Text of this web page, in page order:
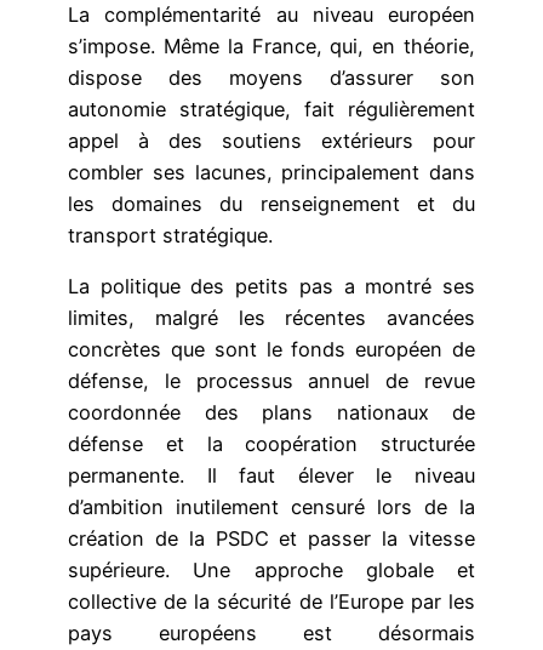
La complémentarité au niveau européen
s’impose. Même la France, qui, en théorie,
dispose des moyens d’assurer son
autonomie stratégique, fait régulièrement
appel à des soutiens extérieurs pour
combler ses lacunes, principalement dans
les domaines du renseignement et du
transport stratégique.
La politique des petits pas a montré ses
limites, malgré les récentes avancées
concrètes que sont le fonds européen de
défense, le processus annuel de revue
coordonnée des plans nationaux de
défense et la coopération structurée
permanente. Il faut élever le niveau
d’ambition inutilement censuré lors de la
création de la PSDC et passer la vitesse
supérieure. Une approche globale et
collective de la sécurité de l’Europe par les
pays européens est désormais